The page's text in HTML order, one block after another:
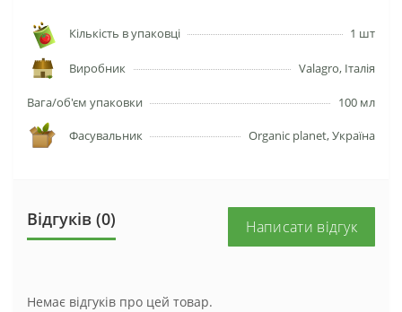
Кількість в упаковці 1 шт
Виробник Valagro, Італія
Вага/об'єм упаковки 100 мл
Фасувальник Organic planet, Україна
Відгуків (0) Написати відгук
Немає відгуків про цей товар.